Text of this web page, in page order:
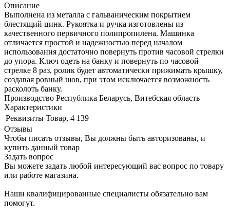
Описание
Выполнена из металла с гальваническим покрытием
блестящий цинк. Рукоятка и ручка изготовлены из
качественного первичного полипропилена. Машинка
отличается простой и надежностью перед началом
использования достаточно повернуть против часовой стрелки
до упора. Ключ одеть на банку и повернуть по часовой
стрелке 8 раз, ролик будет автоматически прижимать крышку,
создавая ровный шов, при этом исключается возможность
расколоть банку.
Производство Республика Беларусь, Витебская область
Характеристики
Реквизиты Товар, 4 139
Отзывы
Чтобы писать отзывы, Вы должны быть авторизованы, и
купить данный товар
Задать вопрос
Вы можете задать любой интересующий вас вопрос по товару
или работе магазина.
Наши квалифицированные специалисты обязательно вам
помогут.